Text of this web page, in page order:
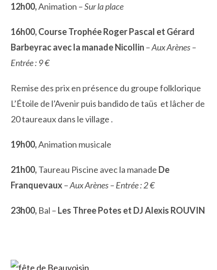
12h00,Animation –Sur la place
16h00,Course Trophée Roger Pascal et Gérard
Barbeyrac avec la manade Nicollin –Aux Arènes –
Entrée : 9 €
Remise des prix en présence du groupe folklorique
L’Étoile de l’Avenir puis bandido de taüs et lâcher de
20 taureaux dans le village .
19h00,Animation musicale
21h00,Taureau Piscine avec la manade De
Franquevaux –Aux Arènes – Entrée : 2 €
23h00, Bal – Les Three Potes et DJ Alexis ROUVIN